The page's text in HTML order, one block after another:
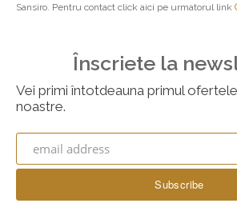
Sansiro. Pentru contact click aici pe urmatorul link
Înscriete la
Vei primi întotdeauna primul
noastre.